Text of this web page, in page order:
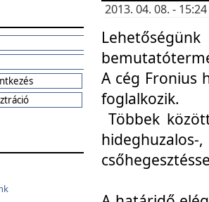
2013. 04. 08. -
A cég Fronius
foglalkozik.
Többek